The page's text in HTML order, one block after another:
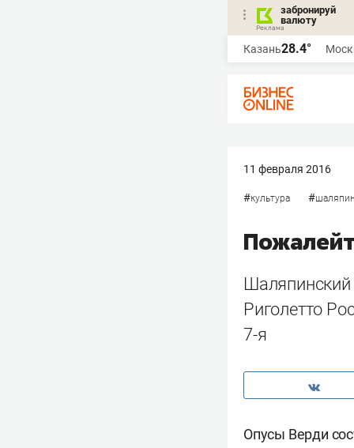
забронируй
валюту
Казань28.4°
11 февраля 2016
#культура #
Риголетто
7-я
Опусы Верди